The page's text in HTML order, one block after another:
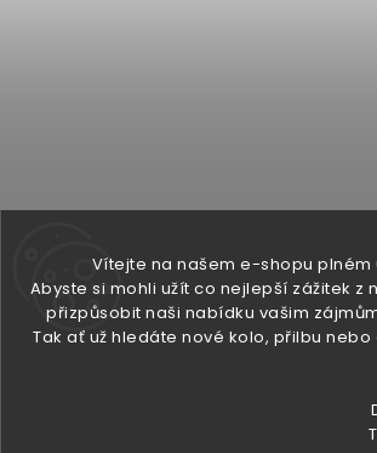
Vítejte na našem e-shopu
Abyste si mohli užít co nejlepší zážitek
přizpůsobit naši nabídku vašim
Tak ať už hledáte nové kolo, přilbu